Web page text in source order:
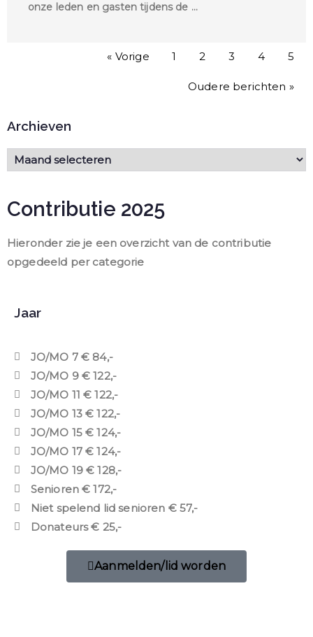
onze leden en gasten tijdens de …
« Vorige 1 2 3 4 5
Oudere berichten »
Archieven
Contributie 2025
Hieronder zie je een overzicht van de contributie
opgedeeld per categorie
Jaar
JO/MO 7 € 84,-
JO/MO 9 € 122,-
JO/MO 11 € 122,-
JO/MO 13 € 122,-
JO/MO 15 € 124,-
JO/MO 17 € 124,-
JO/MO 19 € 128,-
Senioren € 172,-
Niet spelend lid senioren € 57,-
Donateurs € 25,-
Aanmelden/lid worden